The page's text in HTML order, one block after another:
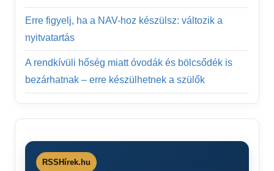
Erre figyelj, ha a NAV-hoz készülsz: változik a
nyitvatartás
A rendkívüli hőség miatt óvodák és bölcsődék is
bezárhatnak – erre készülhetnek a szülők
RSSHírek.hu